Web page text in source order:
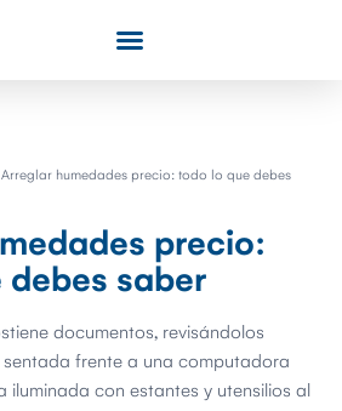
Arreglar humedades precio: todo lo que debes
precio:
saber